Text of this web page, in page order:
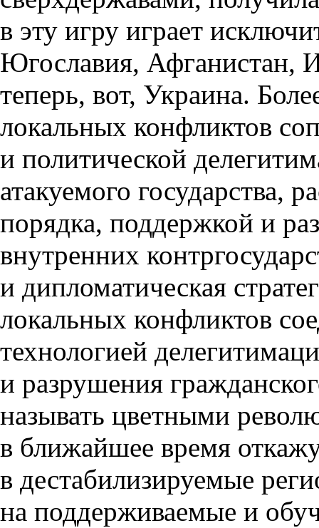
в эту игру играет
Югославия, Афганистан,
теперь, вот, Украина.
локальных конфликтов
и политической
атакуемого государства,
порядка, поддержкой и
внутренних
и дипломатическая
локальных конфликтов
технологией
и разрушения
называть цветными
в ближайшее время
в дестабилизируемые
на поддерживаемые и